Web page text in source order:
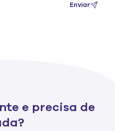
Enviar
e precisa de